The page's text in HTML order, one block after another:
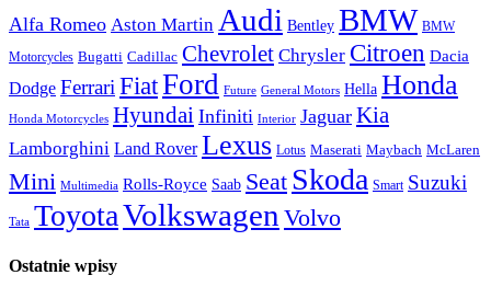
Alfa Romeo Aston Martin Audi Bentley BMW BMW
Motorcycles Bugatti Cadillac Chevrolet Chrysler Citroen Dacia
Dodge Ferrari FiatFord Future General Motors Hella Honda
Honda Motorcycles Hyundai Infiniti Interior Jaguar Kia
Lamborghini Land Rover Lexus Lotus Maserati Maybach McLaren
Mini Multimedia Rolls-Royce Saab Seat Skoda Smart Suzuki
Tata ToyotaVolkswagen Volvo
Ostatnie wpisy